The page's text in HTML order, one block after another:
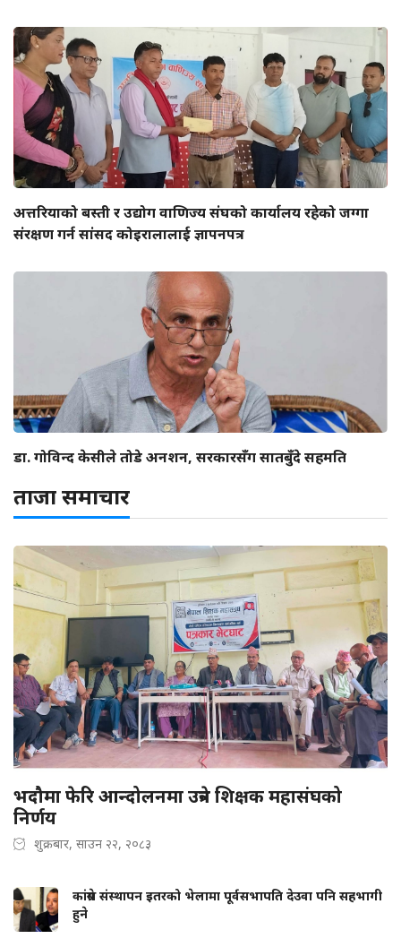
अत्तरियाको बस्ती र उद्योग वाणिज्य संघको कार्यालय रहेको जग्गा
संरक्षण गर्न सांसद कोइरालालाई ज्ञापनपत्र
डा. गोविन्द केसीले तोडे अनशन, सरकारसँग सातबुँदे सहमति
ताजा समाचार
भदौमा फेरि आन्दोलनमा उत्रने शिक्षक महासंघको
निर्णय
शुक्रबार, साउन २२, २०८३
कांग्रेस संस्थापन इतरको भेलामा पूर्वसभापति देउवा पनि सहभागी
हुने